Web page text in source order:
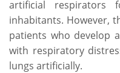
artificial
inhabitants. However,
patients who develop
with respiratory
lungs artificially.